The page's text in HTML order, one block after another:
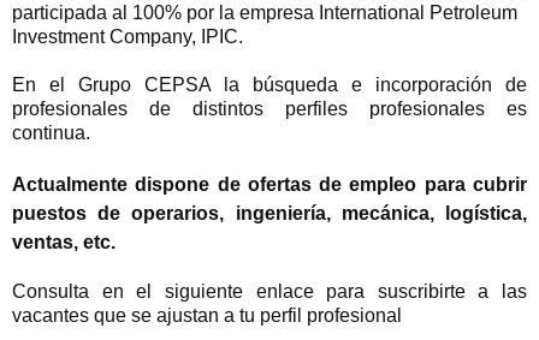
participada al 100% por la empresa International Petroleum
Investment Company, IPIC.
En el Grupo CEPSA la búsqueda e incorporación de
profesionales de distintos perfiles profesionales es
continua.
Actualmente dispone de ofertas de empleo para cubrir
puestos de operarios, ingeniería, mecánica, logística,
ventas, etc.
Consulta en el siguiente enlace para suscribirte a las
vacantes que se ajustan a tu perfil profesional